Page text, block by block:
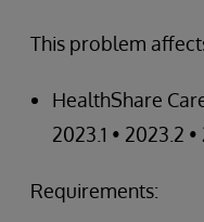
This problem
HealthShare
2023.1 • 2023.2 •
Requirements: